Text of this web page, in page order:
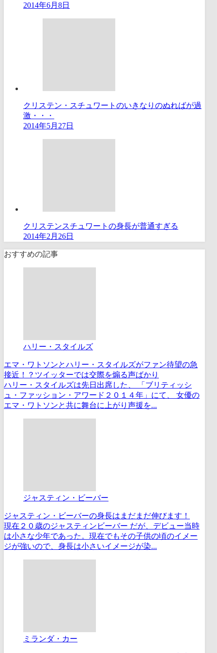
2014年6月8日
クリステン・スチュワートのいきなりのぬればが過
激・・・
2014年5月27日
クリステンスチュワートの身長が普通すぎる
2014年2月26日
おすすめの記事
ハリー・スタイルズ
エマ・ワトソンとハリー・スタイルズがファン待望の急
接近！？ツイッターでは交際を煽る声ばかり
ハリー・スタイルズは先日出席した、 「ブリティッシ
ュ・ファッション・アワード２０１４年」にて、 女優の
エマ・ワトソンと共に舞台に上がり声援を...
ジャスティン・ビーバー
ジャスティン・ビーバーの身長はまだまだ伸びます！
現在２０歳のジャスティンビーバー だが、デビュー当時
は小さな少年であった。現在でもその子供の頃のイメー
ジが強いので、身長は小さいイメージが染...
ミランダ・カー